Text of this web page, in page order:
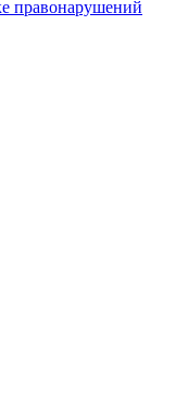
правонарушений